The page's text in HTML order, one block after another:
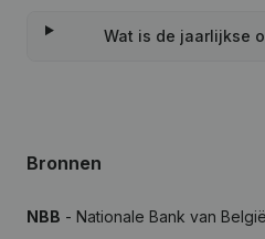
Wat is de jaarlijkse
Bronnen
NBB - Nationale Bank van België